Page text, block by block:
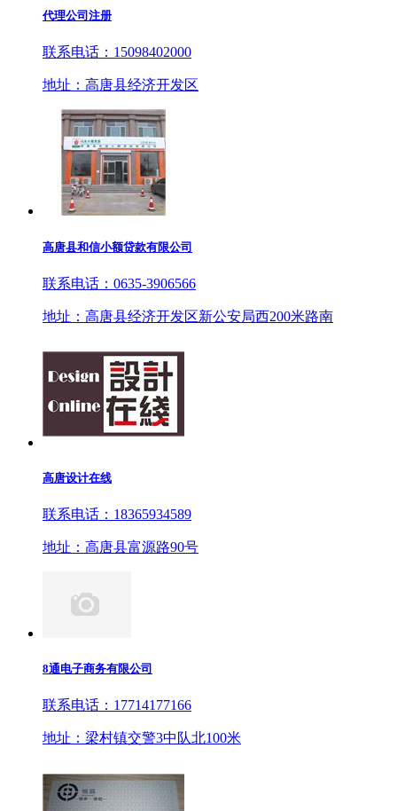
代理公司注册
联系电话：15098402000
地址：高唐县经济开发区
高唐县和信小额贷款有限公司
联系电话：0635-3906566
地址：高唐县经济开发区新公安局西200米路南
高唐设计在线
联系电话：18365934589
地址：高唐县富源路90号
8通电子商务有限公司
联系电话：17714177166
地址：梁村镇交警3中队北100米